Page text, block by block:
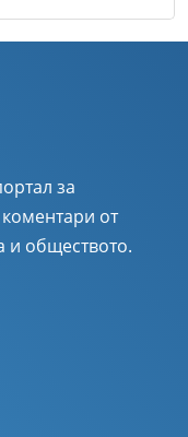
за
от
и обществото.